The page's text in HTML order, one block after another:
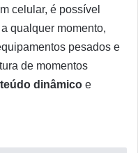
celular, é possível
qualquer momento,
pesados e
de momentos
dinâmico e